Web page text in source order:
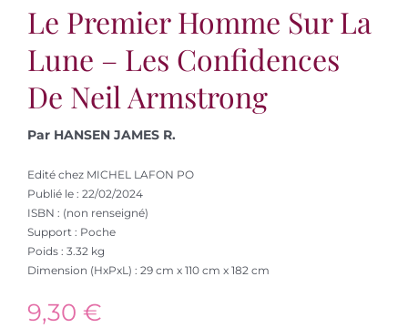
Le Premier Homme Sur La
Lune – Les Confidences
De Neil Armstrong
Par HANSEN JAMES R.
Edité chez MICHEL LAFON PO
Publié le : 22/02/2024
ISBN : (non renseigné)
Support : Poche
Poids : 3.32 kg
Dimension (HxPxL) : 29 cm x 110 cm x 182 cm
9,30 €